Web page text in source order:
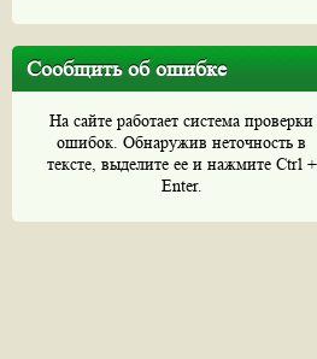
Сообщить об ошибке
На сайте работает система проверки
ошибок. Обнаружив неточность в
тексте, выделите ее и нажмите Ctrl +
Enter.